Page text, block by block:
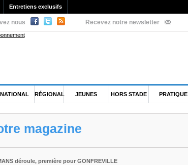
Entretiens exclusifs
nous Recevez notre newsletter
NATIONAL RÉGIONAL JEUNES HORS STADE PRATIQUE
magazine
déroule, première pour GONFREVILLE